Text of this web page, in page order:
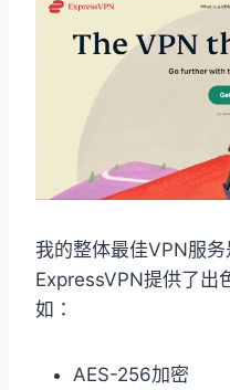
我的整体最佳VPN服务
ExpressVPN提供了出
如：
AES-256加密